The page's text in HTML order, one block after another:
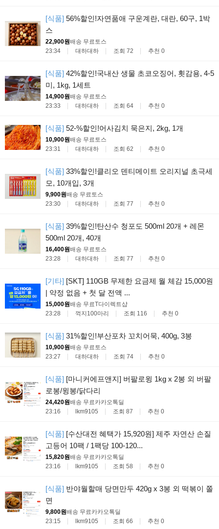
[식품] 56%할인!자연품애 구운계란, 대란, 60구, 1박
스
22,900원배송 무료토스
23:34
대하대하 조회 72 추천 0
[식품] 42%할인!국내산 생물 초코오징어, 횟감용, 4-5
미, 1kg, 1세트
14,900원배송 무료토스
23:33
대하대하 조회 64 추천 0
[식품] 52-%할인!어사김치 묵은지, 2kg, 1개
10,900원배송 무료토스
23:31
대하대하 조회 62 추천 0
[식품] 33%할인!클리오 덴티메이트 오리지널 초극세
모, 10개입, 3개
9,900원배송 무료토스
23:30
대하대하 조회 77 추천 0
[식품] 39%할인!탄산수 청포도 500ml 20개 + 레몬
500ml 20개, 40개
16,400원배송 무료토스
23:28
대하대하 조회 77 추천 0
[기타] [SKT] 110GB 무제한 요금제 월 체감 15,000원
| 약정 없음 + 첫 달 전액 ...
15,000원배송 무료T다이렉트샵
23:28
꺽지100마리 조회 116 추천 0
[식품] 31%할인!부산포차 꼬치어묵, 400g, 3봉
10,900원배송 무료토스
23:27
대하대하 조회 74 추천 0
[식품] [마니커에프앤지] 버팔로윙 1kg x 2봉 외 버팔
로봉/윙봉/닭다리
24,420원배송 무료카카오톡딜
23:16
lkm9105 조회 87 추천 0
[식품] [수산대전 혜택가 15,920원] 제주 자연산 손질
고등어 10팩 / 1팩당 100-120...
15,820원배송 무료카카오톡딜
23:16
lkm9105 조회 58 추천 0
[식품] 반야월할매 당면만두 420g x 3봉 외 떡볶이 쫄
면
9,800원배송 무료카카오톡딜
23:15
lkm9105 조회 66 추천 0